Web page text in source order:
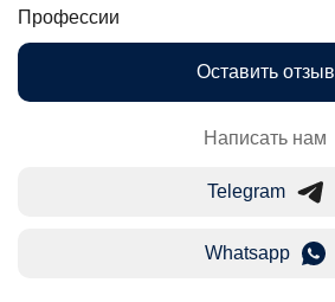
Профессии
Оставить отзыв
Написать нам
Telegram
Whatsapp